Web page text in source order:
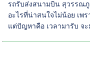
รถรับส่งสนามบิน สุวรรณ
อะไรที่น่าสนใจไม่น้อย เพ
แต่ปัญหาคือ เวลามารับ จ